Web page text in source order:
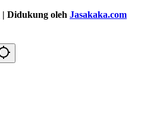
| Didukung oleh Jasakaka.com